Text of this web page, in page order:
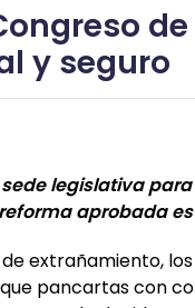
y seguro
legislativa
aprobada
extrañamiento,
pancartas con